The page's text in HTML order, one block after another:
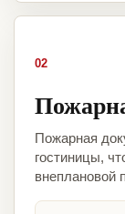
02
Пожарная
гостиницы,
внеплановой